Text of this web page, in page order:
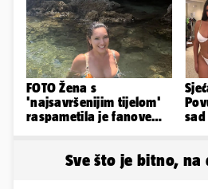
FOTO Žena s
'najsavršenijim tijelom'
raspametila je fanove
Sve što je bitno, na